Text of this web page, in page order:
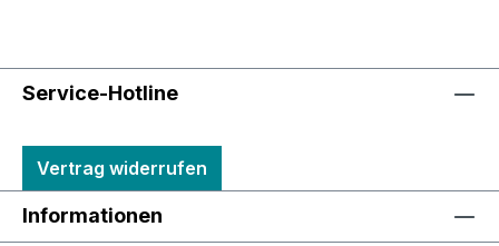
Service-Hotline
Vertrag widerrufen
Informationen